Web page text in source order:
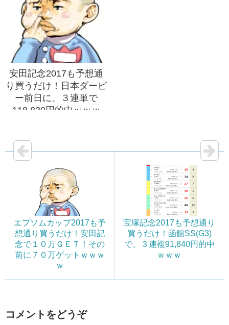
安田記念2017も予想通
り買うだけ！日本ダービ
ー前日に、３連単で
118,830円的中ｗｗｗ
エプソムカップ2017も予
想通り買うだけ！安田記
念で１０万ＧＥＴ！その
前に７０万ゲットｗｗｗ
ｗ
宝塚記念2017も予想通り
買うだけ！函館SS(G3)
で、３連複91,840円的中
ｗｗｗ
コメントをどうぞ